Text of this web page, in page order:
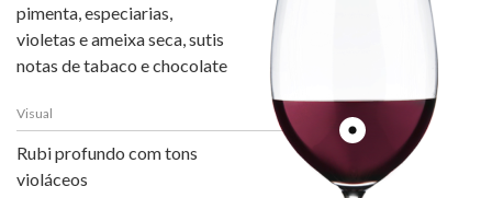
pimenta, especiarias,
violetas e ameixa seca, sutis
notas de tabaco e chocolate
Visual
Rubi profundo com tons
violáceos